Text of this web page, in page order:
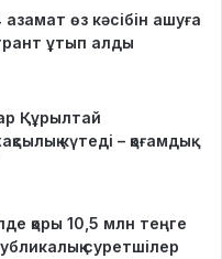
өз кәсібін ашуға
ұтып алды
Құрылтай
күтеді – қоғамдық
қоры 10,5 млн теңге
суретшілер